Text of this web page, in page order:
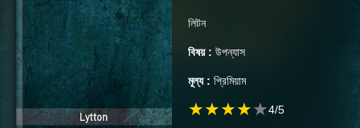
লিটন
বিষয় : উপন্যাস
মূল্য : প্রিমিয়াম
★★★★★4/5